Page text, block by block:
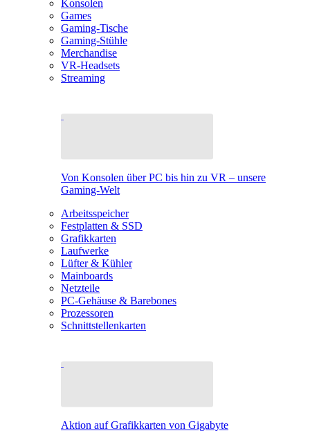
Konsolen
Games
Gaming-Tische
Gaming-Stühle
Merchandise
VR-Headsets
Streaming
Von Konsolen über PC bis hin zu VR – unsere
Gaming-Welt
Arbeitsspeicher
Festplatten & SSD
Grafikkarten
Laufwerke
Lüfter & Kühler
Mainboards
Netzteile
PC-Gehäuse & Barebones
Prozessoren
Schnittstellenkarten
Aktion auf Grafikkarten von Gigabyte